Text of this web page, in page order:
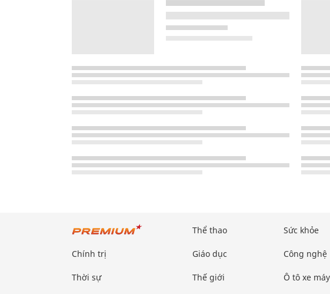
Chính trị
Thời sự
Thể thao
Giáo dục
Thế giới
Sức khỏe
Công nghệ
Ô tô xe máy